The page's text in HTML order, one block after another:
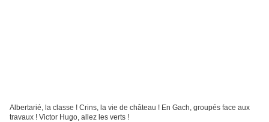
Albertarié, la classe ! Crins, la vie de château ! En Gach, groupés face aux
travaux ! Victor Hugo, allez les verts !